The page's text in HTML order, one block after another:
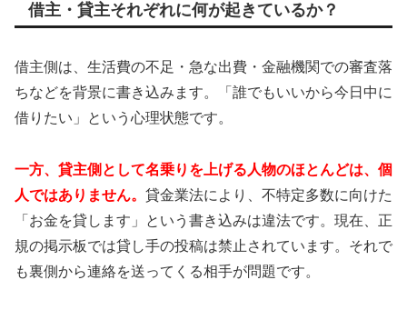
借主・貸主それぞれに何が起きているか？
借主側は、生活費の不足・急な出費・金融機関での審査落
ちなどを背景に書き込みます。「誰でもいいから今日中に
借りたい」という心理状態です。
一方、貸主側として名乗りを上げる人物のほとんどは、個
人ではありません。 貸金業法により、不特定多数に向けた
「お金を貸します」という書き込みは違法です。現在、正
規の掲示板では貸し手の投稿は禁止されています。それで
も裏側から連絡を送ってくる相手が問題です。